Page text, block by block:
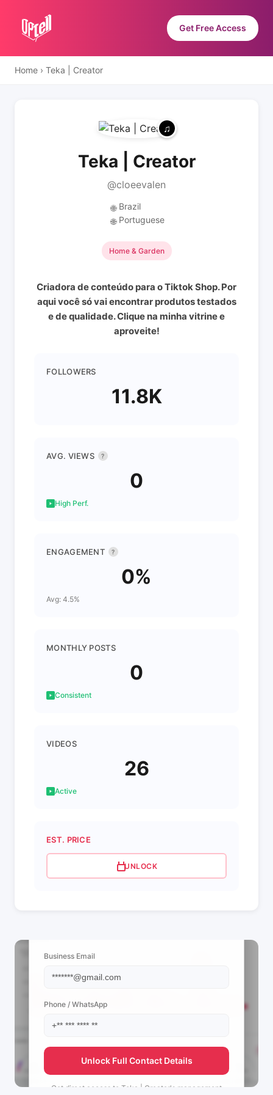
Get Free Access
Home › Teka | Creator
Teka | Creator
@cloeevalen
🌐 Brazil
🌐 Portuguese
Home & Garden
Criadora de conteúdo para o Tiktok Shop. Por
aqui você só vai encontrar produtos testados
e de qualidade. Clique na minha vitrine e
aproveite!
FOLLOWERS
11.8K
AVG. VIEWS ?
0
High Perf.
ENGAGEMENT ?
0%
Avg: 4.5%
MONTHLY POSTS
0
Consistent
VIDEOS
26
Active
EST. PRICE
UNLOCK
Business Email
Phone / WhatsApp
Unlock Full Contact Details
Get direct access to Teka | Creator's management